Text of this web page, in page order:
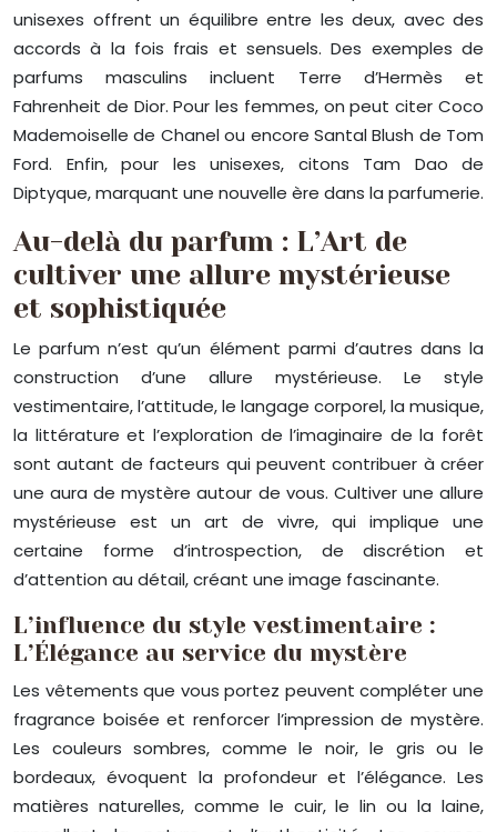
unisexes offrent un équilibre entre les deux, avec des
accords à la fois frais et sensuels. Des exemples de
parfums masculins incluent Terre d’Hermès et
Fahrenheit de Dior. Pour les femmes, on peut citer Coco
Mademoiselle de Chanel ou encore Santal Blush de Tom
Ford. Enfin, pour les unisexes, citons Tam Dao de
Diptyque, marquant une nouvelle ère dans la parfumerie.
Au-delà du parfum : L’Art de
cultiver une allure mystérieuse
et sophistiquée
Le parfum n’est qu’un élément parmi d’autres dans la
construction d’une allure mystérieuse. Le style
vestimentaire, l’attitude, le langage corporel, la musique,
la littérature et l’exploration de l’imaginaire de la forêt
sont autant de facteurs qui peuvent contribuer à créer
une aura de mystère autour de vous. Cultiver une allure
mystérieuse est un art de vivre, qui implique une
certaine forme d’introspection, de discrétion et
d’attention au détail, créant une image fascinante.
L’influence du style vestimentaire :
L’Élégance au service du mystère
Les vêtements que vous portez peuvent compléter une
fragrance boisée et renforcer l’impression de mystère.
Les couleurs sombres, comme le noir, le gris ou le
bordeaux, évoquent la profondeur et l’élégance. Les
matières naturelles, comme le cuir, le lin ou la laine,